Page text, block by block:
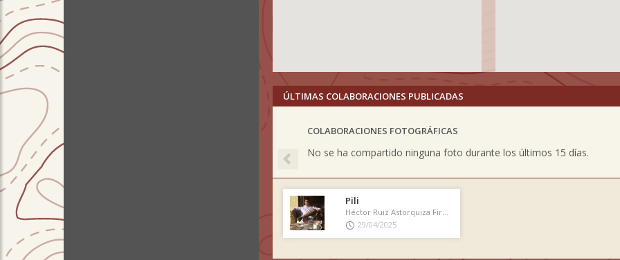
ÚLTIMAS COLABORACIONES PUBLICADAS
COLABORACIONES FOTOGRÁFICAS
No se ha compartido ninguna foto durante los últimos 15 días.
Previous
Pili
Héctor Ruiz Astorquiza Firmó el libro de cumbre
29/04/2025